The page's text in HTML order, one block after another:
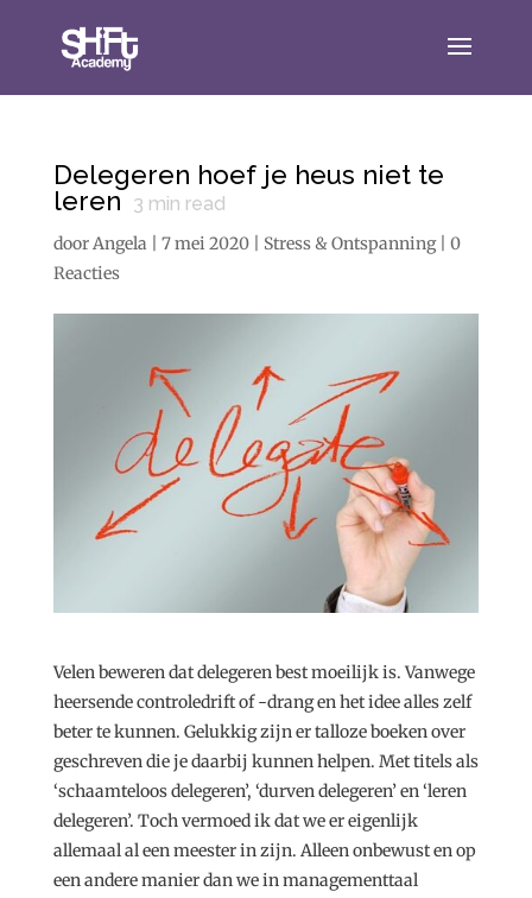
Delegeren hoef je heus niet te
leren 3 min read
doorAngela 7 mei 2020| Stress & Ontspanning| 0
Reacties
Velen beweren dat delegeren best moeilijk is. Vanwege
heersende controledrift of -drang en het idee alles zelf
beter te kunnen. Gelukkig zijn er talloze boeken over
geschreven die je daarbij kunnen helpen. Met titels als
‘schaamteloos delegeren’, ‘durven delegeren’ en ‘leren
delegeren’. Toch vermoed ik dat we er eigenlijk
allemaal al een meester in zijn. Alleen onbewust en op
een andere manier dan we in managementtaal